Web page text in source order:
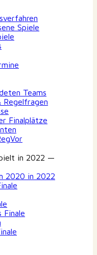
Spiele
Teams
Regelfragen
Finalplätze
in 2022 —
2020 in 2022
Finale